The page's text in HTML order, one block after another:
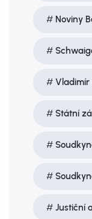
Noviny
Vladimír
Státní
Justiční